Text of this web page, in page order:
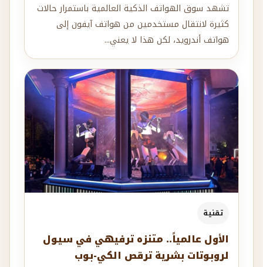
تشهد سوق الهواتف الذكية العالمية باستمرار حالات
كثيرة لانتقال مستخدمين من هواتف آيفون إلى
هواتف أندرويد، لكن هذا لا يعني...
تقنية
الأول عالمياً.. متنزه ترفيهي في سيول
لروبوتات بشرية ترقص الكي-بوب